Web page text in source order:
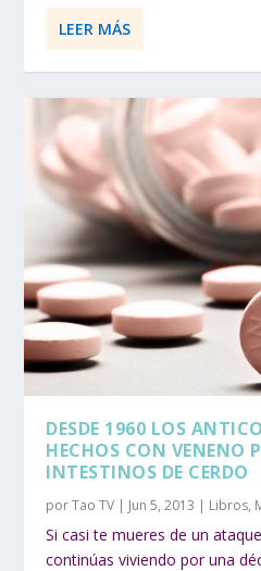
LEER MÁS
DESDE 1960 LOS
HECHOS CON VENENO
INTESTINOS DE CERDO
porTao TV | Jun 5, 2013 | Libros,
Si casi te mueres de un
continúas viviendo por una